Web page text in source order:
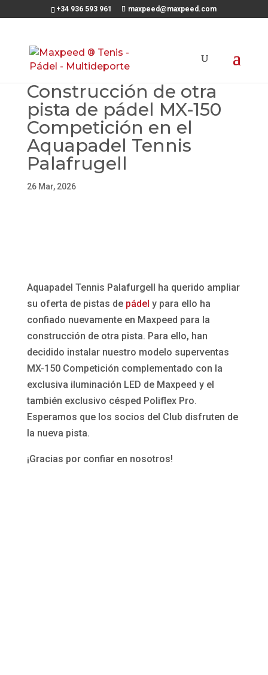
+34 936 593 961 maxpeed@maxpeed.com
Construcción de otra
pista de pádel MX-150
Competición en el
Aquapadel Tennis
Palafrugell
26 Mar, 2026
Aquapadel Tennis Palafurgell ha querido ampliar
su oferta de pistas de pádel y para ello ha
confiado nuevamente en Maxpeed para la
construcción de otra pista. Para ello, han
decidido instalar nuestro modelo superventas
MX-150 Competición complementado con la
exclusiva iluminación LED de Maxpeed y el
también exclusivo césped Poliflex Pro.
Esperamos que los socios del Club disfruten de
la nueva pista.
¡Gracias por confiar en nosotros!